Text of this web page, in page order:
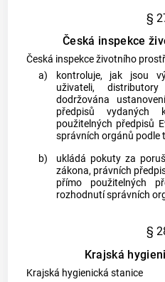
§
Česká inspekce
Česká inspekce životního
a)
kontroluje, jak jsou
uživateli,
dodržována
předpisů vydaných
použitelných předpisů
správních orgánů podle
b)
ukládá pokuty za
zákona, právních
přímo použitelných
rozhodnutí správních
§
Krajská
Krajská hygienická stanice